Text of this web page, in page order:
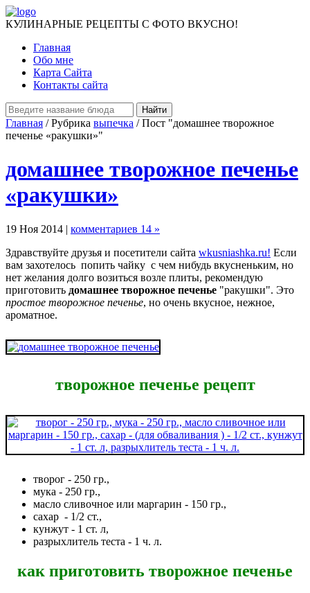
КУЛИНАРНЫЕ РЕЦЕПТЫ С ФОТО ВКУСНО!
Главная
Обо мне
Карта Сайта
Контакты сайта
Главная / Рубрика выпечка / Пост "домашнее творожное
печенье «ракушки»"
домашнее творожное печенье
«ракушки»
19 Ноя 2014 | комментариев 14 »
Здравствуйте друзья и посетители сайта wkusniashka.ru! Если
вам захотелось попить чайку с чем нибудь вкусненьким, но
нет желания долго возиться возле плиты, рекомендую
приготовить домашнее творожное печенье "ракушки". Это
простое творожное печенье, но очень вкусное, нежное,
ароматное.
творожное печенье рецепт
творог - 250 гр.,
мука - 250 гр.,
масло сливочное или маргарин - 150 гр.,
сахар - 1/2 ст.,
кунжут - 1 ст. л,
разрыхлитель теста - 1 ч. л.
как приготовить творожное печенье